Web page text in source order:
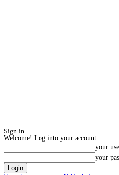
Sign in
Welcome! Log into your account
your
your